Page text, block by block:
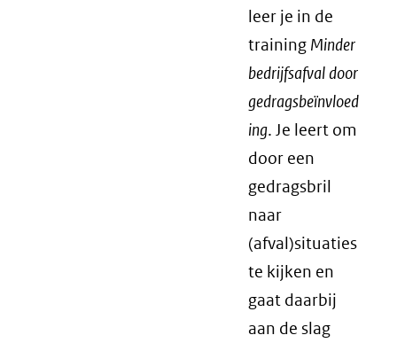
leer je in de
training Minder
bedrijfsafval door
gedragsbeïnvloed
ing. Je leert om
door een
gedragsbril
naar
(afval)situaties
te kijken en
gaat daarbij
aan de slag